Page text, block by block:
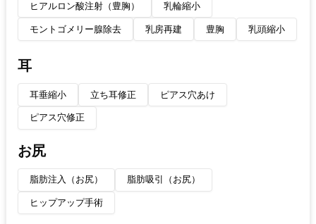
ヒアルロン酸注射（豊胸） 乳輪縮小
モントゴメリー腺除去 乳房再建 豊胸 乳頭縮小
耳
耳垂縮小 立ち耳修正 ピアス穴あけ
ピアス穴修正
お尻
脂肪注入（お尻） 脂肪吸引（お尻）
ヒップアップ手術